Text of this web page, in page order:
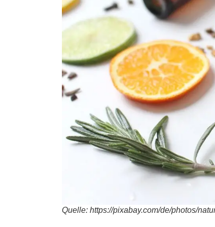
Quelle: https://pixabay.com/de/photos/